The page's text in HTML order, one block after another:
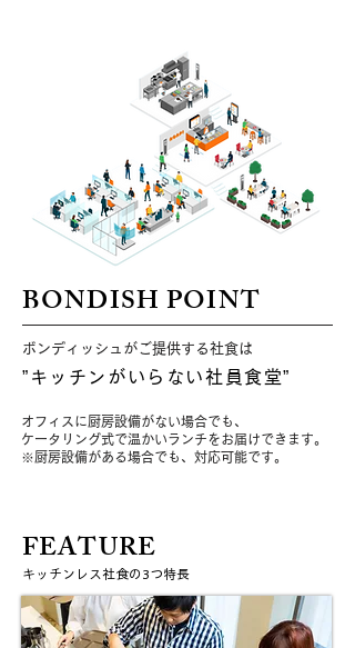
BONDISH POINT
ボンディッシュがご提供する社食は
”キッチンがいらない社員食堂”
オフィスに​厨房設備がない場合でも、
ケータリング式で温かいランチをお届けできます。
​※厨房設備がある場合でも、対応可能です。
FEATURE
キッチンレス社食の3つ特長